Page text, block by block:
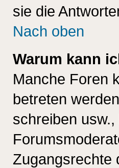
sie die
Nach oben
Warum kann
Manche Foren
betreten
schreiben
Zugangsrechte